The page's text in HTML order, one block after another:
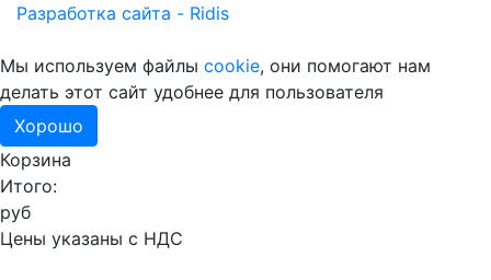
Разработка сайта - Ridis
Мы используем файлы cookie, они помогают нам
делать этот сайт удобнее для пользователя
Хорошо
Корзина
Итого:
руб
Цены указаны с НДС